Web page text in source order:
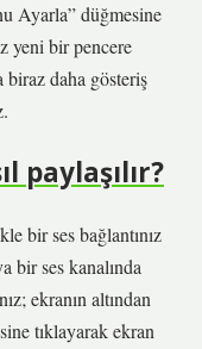
Ayarla” düğmesine
yeni bir pencere
biraz daha gösteriş
paylaşılır?
bir ses bağlantınız
ses kanalında
ekranın altından
tıklayarak ekran